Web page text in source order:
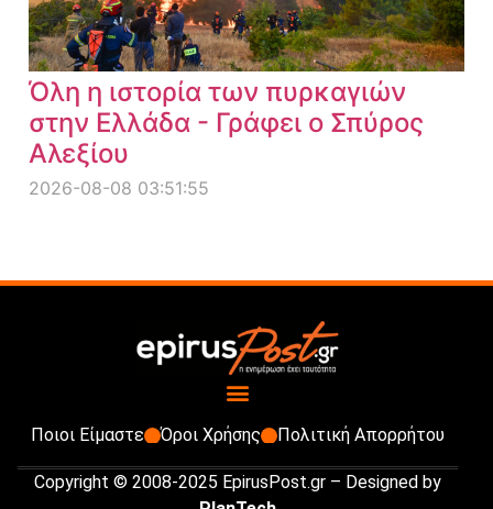
Όλη η ιστορία των πυρκαγιών
στην Ελλάδα - Γράφει ο Σπύρος
Αλεξίου
2026-08-08 03:51:55
Ποιοι Είμαστε Όροι Χρήσης Πολιτική Απορρήτου
Copyright © 2008-2025 EpirusPost.gr – Designed by